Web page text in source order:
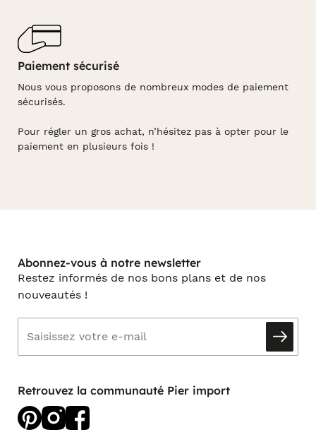
Paiement sécurisé
Nous vous proposons de nombreux modes de paiement
sécurisés.
Pour régler un gros achat, n’hésitez pas à opter pour le
paiement en plusieurs fois !
Abonnez-vous à notre newsletter
Restez informés de nos bons plans et de nos
nouveautés !
Retrouvez la communauté Pier import